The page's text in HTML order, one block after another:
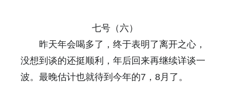
七号（六）
昨天年会喝多了，终于表明了离开之心，
没想到谈的还挺顺利，年后回来再继续详谈一
波。最晚估计也就待到今年的7，8月了。